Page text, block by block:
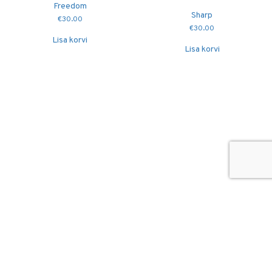
Freedom
€30.00
Lisa korvi
Sharp
€30.00
Lisa korvi